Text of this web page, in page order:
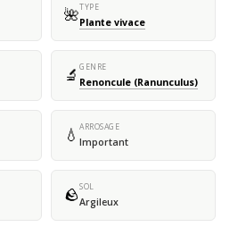
🌺TYPE
Plante vivace
🔬 GENRE
Renoncule (Ranunculus)
💧 ARROSAGE
Important
🪨SOL
Argileux